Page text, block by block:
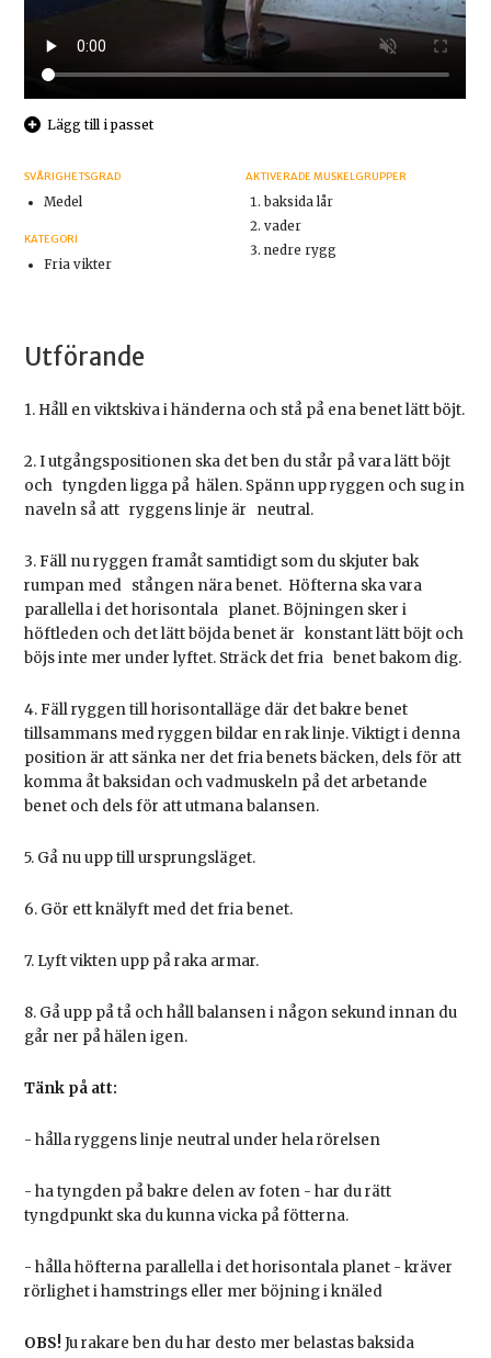
Lägg till i passet
SVÅRIGHETSGRAD
Medel
KATEGORI
Fria vikter
AKTIVERADE MUSKELGRUPPER
baksida lår
vader
nedre rygg
Utförande
1. Håll en viktskiva i händerna och stå på ena benet lätt böjt.
2. I utgångspositionen ska det ben du står på vara lätt böjt
och tyngden ligga på hälen. Spänn upp ryggen och sug in
naveln så att ryggens linje är neutral.
3. Fäll nu ryggen framåt samtidigt som du skjuter bak
rumpan med stången nära benet. Höfterna ska vara
parallella i det horisontala planet. Böjningen sker i
höftleden och det lätt böjda benet är konstant lätt böjt och
böjs inte mer under lyftet. Sträck det fria benet bakom dig.
4. Fäll ryggen till horisontalläge där det bakre benet
tillsammans med ryggen bildar en rak linje. Viktigt i denna
position är att sänka ner det fria benets bäcken, dels för att
komma åt baksidan och vadmuskeln på det arbetande
benet och dels för att utmana balansen.
5. Gå nu upp till ursprungsläget.
6. Gör ett knälyft med det fria benet.
7. Lyft vikten upp på raka armar.
8. Gå upp på tå och håll balansen i någon sekund innan du
går ner på hälen igen.
Tänk på att:
- hålla ryggens linje neutral under hela rörelsen
- ha tyngden på bakre delen av foten - har du rätt
tyngdpunkt ska du kunna vicka på fötterna.
- hålla höfterna parallella i det horisontala planet - kräver
rörlighet i hamstrings eller mer böjning i knäled
OBS!Ju rakare ben du har desto mer belastas baksida